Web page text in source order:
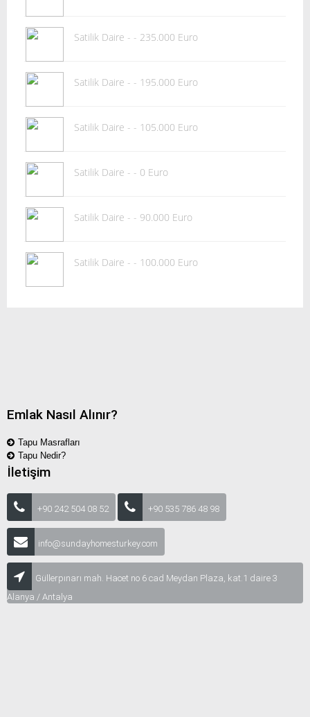
Satilik Daire - - 235.000 Euro
Satilik Daire - - 195.000 Euro
Satilik Daire - - 105.000 Euro
Satilik Daire - - 0 Euro
Satilik Daire - - 90.000 Euro
Satilik Daire - - 100.000 Euro
Emlak Nasıl Alınır?
Tapu Masrafları
Tapu Nedir?
İletişim
+90 242 504 08 52 +90 535 786 48 98
info@sundayhomesturkey.com
Güllerpınarı mah. Hacet no 6 cad Meydan Plaza, kat.1 daire 3
Alanya / Antalya